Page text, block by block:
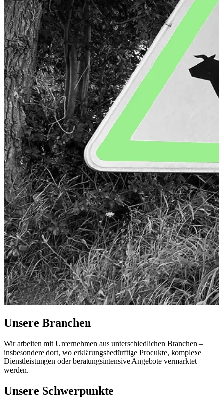
Unsere Branchen
Wir arbeiten mit Unternehmen aus unterschiedlichen Branchen –
insbe­son­dere dort, wo erklärungsbedürftige Produkte, komplexe
Dienstleistungen oder beratungsintensive Angebote vermarktet
werden.
Unsere Schwerpunkte